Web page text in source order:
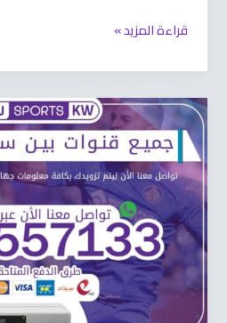
قراءة المزيد »
جميع
قنوات
بين
سبورت
66633738
الكويت